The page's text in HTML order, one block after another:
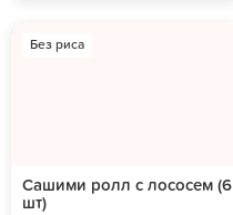
Без риса
Сашими ролл с лососем (6
шт)